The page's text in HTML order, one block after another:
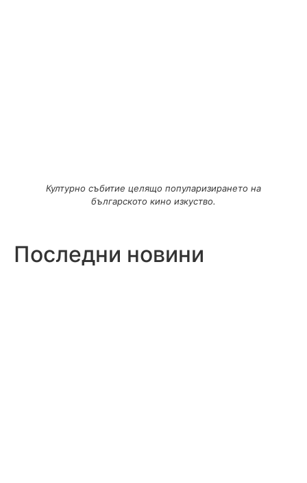
Културно събитие целящо популаризирането на
българското кино изкуство.
Последни новини